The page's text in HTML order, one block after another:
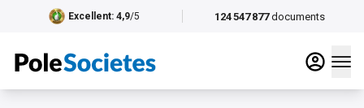
124 547 877 documents
Excellent: 4,9/5